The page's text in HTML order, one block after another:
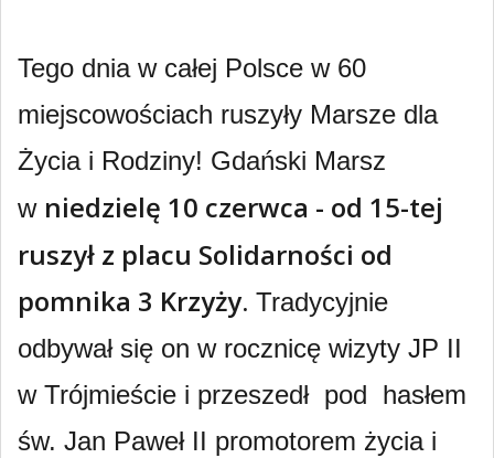
Tego dnia w całej Polsce w 60
miejscowościach ruszyły Marsze dla
Życia i Rodziny! Gdański Marsz
w niedzielę 10 czerwca - od 15-tej
ruszył z placu Solidarności od
pomnika 3 Krzyży. Tradycyjnie
odbywał się on w rocznicę wizyty JP II
w Trójmieście i przeszedł pod hasłem
św. Jan Paweł II promotorem życia i